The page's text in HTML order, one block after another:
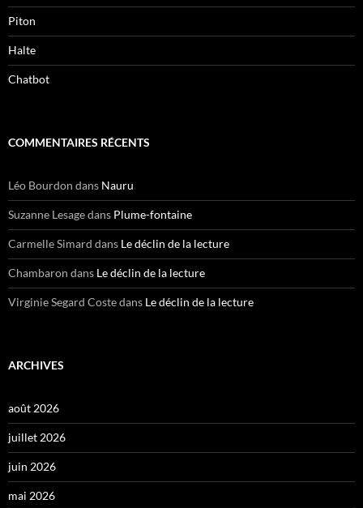
Piton
Halte
Chatbot
COMMENTAIRES RÉCENTS
Léo Bourdon dans Nauru
Suzanne Lesagedans Plume-fontaine
Carmelle Simard dans Le déclin de la lecture
Chambaron dans Le déclin de la lecture
Virginie Segard Costedans Le déclin de la lecture
ARCHIVES
août 2026
juillet 2026
juin 2026
mai 2026